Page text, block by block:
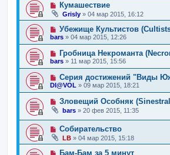
Кумашествие
Grisly » 04 мар 2015, 16:12
Убежище Культистов
bars » 04 мар 2015, 12:26
Гробница Некроманта
bars » 11 мар 2015, 15:56
Серия достижений "Виды
DI@VOL » 09 мар 2015, 18:21
Зловещий Особняк
bars » 20 фев 2015, 11:35
Собирательство
LB » 04 мар 2015, 15:18
Бам-Бам за 5 минут